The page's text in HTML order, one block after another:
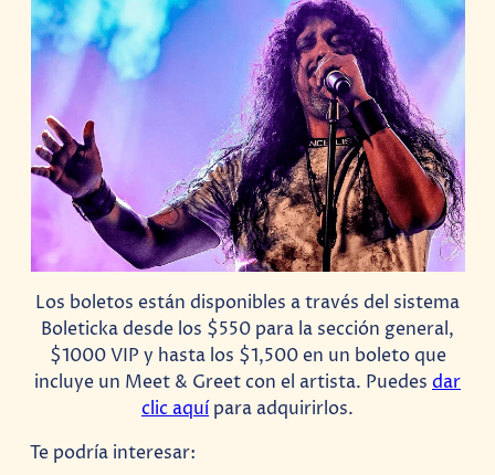
Los boletos están disponibles a través del sistema
Boleticka desde los $550 para la sección general,
$1000 VIP y hasta los $1,500 en un boleto que
incluye un Meet & Greet con el artista. Puedes dar
clic aquípara adquirirlos.
Te podría interesar: